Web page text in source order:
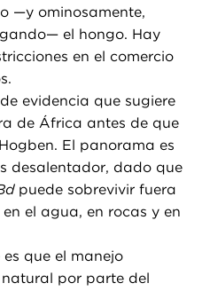
—y ominosamente,
el hongo. Hay
en el comercio
evidencia que sugiere
de África antes de que
El panorama es
desalentador, dado que
puede sobrevivir fuera
el agua, en rocas y en
que el manejo
por parte del